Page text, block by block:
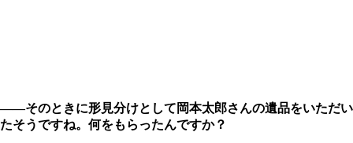
――そのときに形見分けとして岡本太郎さんの遺品をいただい
たそうですね。何をもらったんですか？